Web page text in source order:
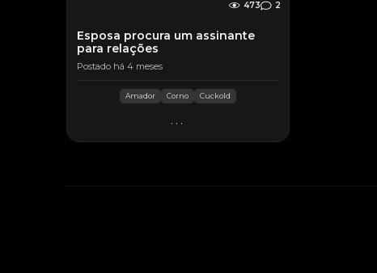
473 2
Esposa procura um assinante
para relações
Postado há 4 meses
Amador Corno Cuckold
...